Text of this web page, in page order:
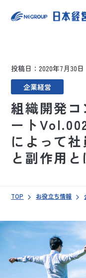
投稿日：2020年7月30日
企業経営
組織開発
ート
によって
と副作用と
TOP お役立ち情報